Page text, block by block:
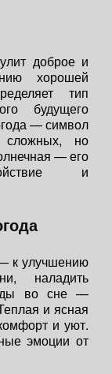
доброе и
хорошей
тип
будущего
— символ
сложных, но
— его
и
к улучшению
наладить
во сне —
и ясная
и уют.
эмоции от